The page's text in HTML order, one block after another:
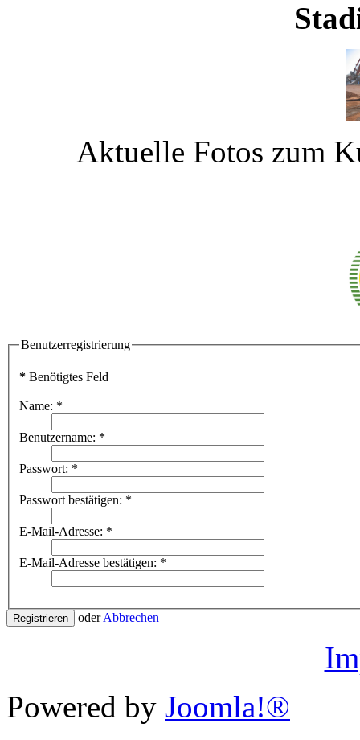
Aktuelle Fotos zum
Benutzerregistrierung
* Benötigtes Feld
Name: *
Benutzername: *
Passwort: *
Passwort bestätigen: *
E-Mail-Adresse: *
E-Mail-Adresse bestätigen: *
Registrieren oderAbbrechen
Powered by Joomla!®